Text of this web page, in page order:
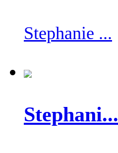
Stephanie ...
Stephani...